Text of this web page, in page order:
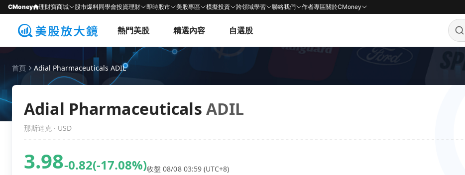
CMoney 理財寶商城 股市爆料同學會投資理財 即時股市 美股專區 模擬投資 跨領域學習 聯絡我們 作者專區關於CMoney
熱門美股 精選內容 自選股
首頁 Adial Pharmaceuticals ADIL
Adial Pharmaceuticals ADIL
那斯達克 · USD
3.98-0.82(-17.08%)收盤 08/08 03:59 (UTC+8)